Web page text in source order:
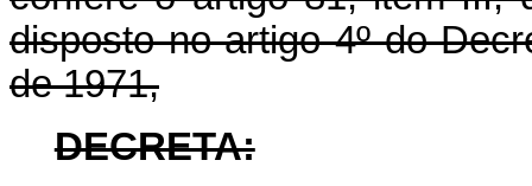
disposto no artigo 4º do
de 1971,
DECRETA: